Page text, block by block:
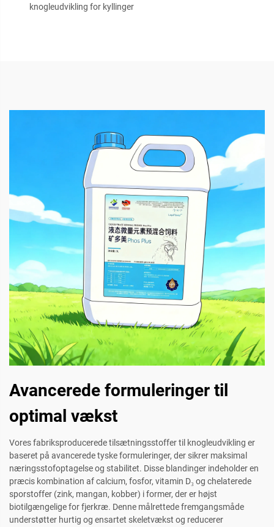
knogleudvikling for kyllinger
Avancerede formuleringer til
optimal vækst
Vores fabriksproducerede tilsætningsstoffer til knogleudvikling er
baseret på avancerede tyske formuleringer, der sikrer maksimal
næringsstofoptagelse og stabilitet. Disse blandinger indeholder en
præcis kombination af calcium, fosfor, vitamin D₃ og chelaterede
sporstoffer (zink, mangan, kobber) i former, der er højst
biotilgængelige for fjerkræ. Denne målrettede fremgangsmåde
understøtter hurtig og ensartet skeletvækst og reducerer